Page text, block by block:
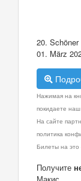
20.
01. März
Нажимая на
покидаете наш
На сайте
политика
Билеты на это
Получите
Макис.